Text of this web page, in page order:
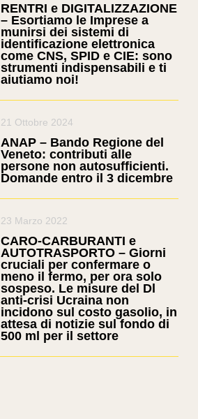
RENTRI e DIGITALIZZAZIONE
– Esortiamo le Imprese a
munirsi dei sistemi di
identificazione elettronica
come CNS, SPID e CIE: sono
strumenti indispensabili e ti
aiutiamo noi!
21 Ottobre 2024
ANAP – Bando Regione del
Veneto: contributi alle
persone non autosufficienti.
Domande entro il 3 dicembre
23 Marzo 2022
CARO-CARBURANTI e
AUTOTRASPORTO – Giorni
cruciali per confermare o
meno il fermo, per ora solo
sospeso. Le misure del Dl
anti-crisi Ucraina non
incidono sul costo gasolio, in
attesa di notizie sul fondo di
500 ml per il settore